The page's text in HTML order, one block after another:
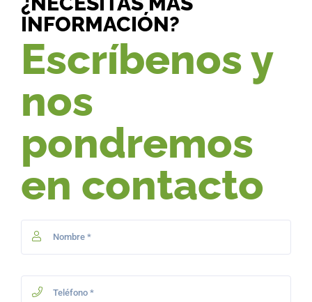
INFORMACIÓN?
Escríbenos y
nos
pondremos
en contacto